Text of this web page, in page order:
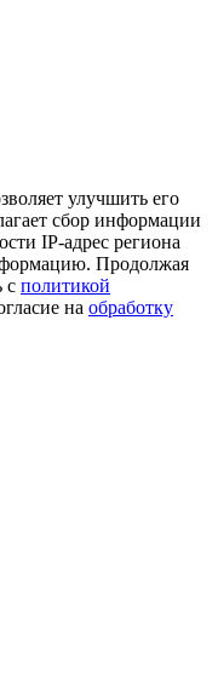
улучшить его
сбор информации
IP-адрес региона
Продолжая
с политикой
на обработку